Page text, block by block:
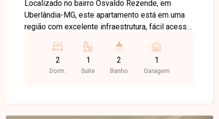
Localizado no bairro Osvaldo Rezende, em
Uberlândia-MG, este apartamento está em uma
região com excelente infraestrutura, fácil acesso
supermercados, escolas, farmácias, restaurantes
e diversos comércios e serviços, proporcionando
praticidade e qualidade de vida. O imóvel conta
2
Dorm.
1
Suite
2
Banho
1
Garagem